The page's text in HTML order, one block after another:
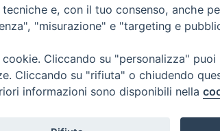
Cookie Policye, con il tuo consenso, anche
"misurazione" e "targeting e
Cliccando su "personalizza"
Cliccando su "rifiuta" o chiudendo
informazioni sono disponibili nella